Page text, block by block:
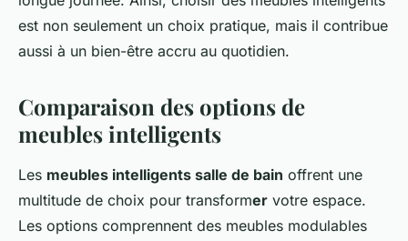
est non seulement un choix pratique, mais il contribue
aussi à un bien-être accru au quotidien.
Comparaison des options de
meubles intelligents
Les meubles intelligents salle de bain offrent une
multitude de choix pour transformer votre espace.
Les options comprennent des meubles modulables